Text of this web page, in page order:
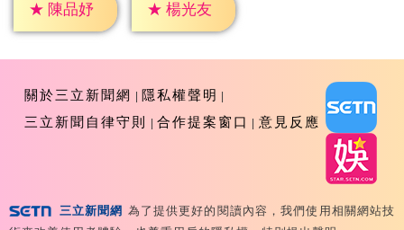
★ 陳品妤 ★ 楊光友
關於三立新聞網
隱私權聲明
三立新聞自律守則
合作提案窗口 意見反應
Copyright ©2026 Sanlih E-Television All Rights
三立新聞網 為了提供更好的閱讀內容，我們使用相關網站技